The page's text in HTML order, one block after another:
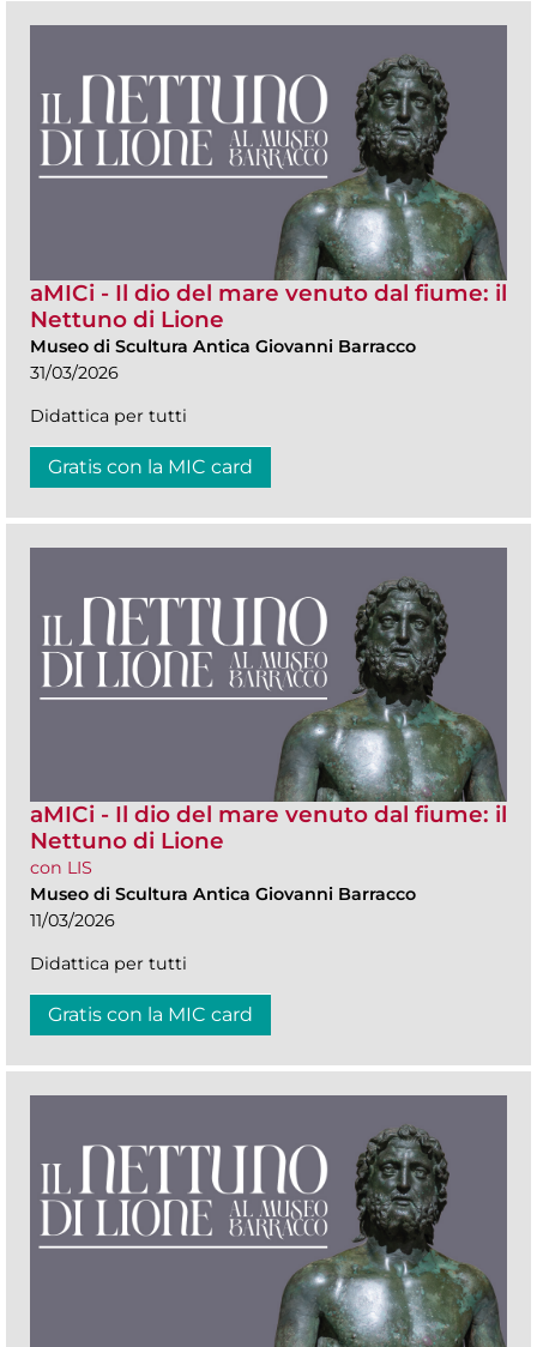
aMICi - Il dio del mare venuto dal fiume: il
Nettuno di Lione
Museo di Scultura Antica Giovanni Barracco
31/03/2026
Didattica per tutti
Gratis con la MIC card
aMICi - Il dio del mare venuto dal fiume: il
Nettuno di Lione
con LIS
Museo di Scultura Antica Giovanni Barracco
11/03/2026
Didattica per tutti
Gratis con la MIC card